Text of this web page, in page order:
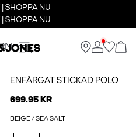
| SHOPPA NU
| SHOPPA NU
ENFÄRGAT STICKAD POLO
699.95 KR
BEIGE / SEA SALT